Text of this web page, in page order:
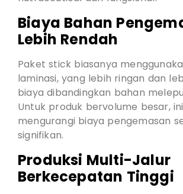
Biaya Bahan
Lebih Rendah
Paket stick biasanya
laminasi, yang lebih ringan dan
biaya dibandingkan bahan
Untuk produk bervolume besar,
mengurangi biaya pengemasan
signifikan.
Produksi Multi-Jalur
Berkecepatan Tinggi